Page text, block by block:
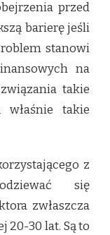
przed
barierę jeśli
stanowi
na
takie
właśnie takie
z
się
zwłaszcza
20-30 lat. Są to